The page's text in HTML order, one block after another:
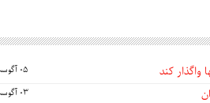
واگذار کند 05 آگوست 2026
03 آگوست 2026